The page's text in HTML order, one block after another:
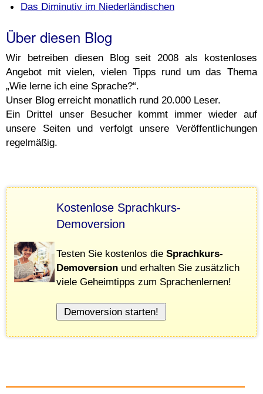
Das Diminutiv im Niederländischen
Über diesen Blog
Wir betreiben diesen Blog seit 2008 als kostenloses
Angebot mit vielen, vielen Tipps rund um das Thema
„Wie lerne ich eine Sprache?“.
Unser Blog erreicht monatlich rund 20.000 Leser.
Ein Drittel unser Besucher kommt immer wieder auf
unsere Seiten und verfolgt unsere Veröffentlichungen
regelmäßig.
Kostenlose Sprachkurs-
Demoversion
Testen Sie kostenlos die Sprachkurs-
Demoversion und erhalten Sie zusätzlich
viele Geheimtipps zum Sprachenlernen!